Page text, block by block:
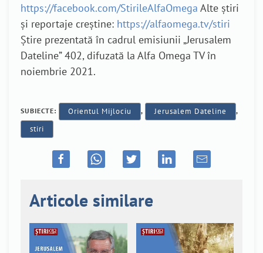
https://facebook.com/StirileAlfaOmega Alte știri
și reportaje creștine: https://alfaomega.tv/stiri
Știre prezentată în cadrul emisiunii „Jerusalem
Dateline” 402, difuzată la Alfa Omega TV în
noiembrie 2021.
SUBIECTE: Orientul Mijlociu , Jerusalem Dateline ,
stiri
Articole similare